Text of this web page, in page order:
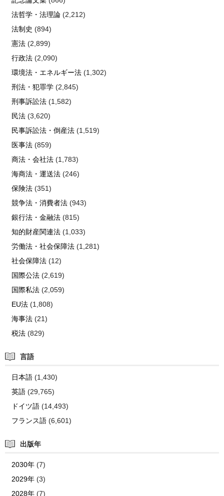
法哲学・法理論(2,212)
法制史 (894)
憲法(2,899)
行政法(2,090)
環境法・エネルギー法(1,302)
刑法・犯罪学(2,845)
刑事訴訟法(1,582)
民法(3,620)
民事訴訟法・倒産法(1,519)
医事法(859)
商法・会社法(1,783)
海商法・運送法(246)
保険法(351)
競争法・消費者法(943)
銀行法・金融法(815)
知的財産関連法(1,033)
労働法・社会保障法(1,281)
社会保障法(12)
国際公法(2,619)
国際私法(2,059)
EU法(1,808)
海事法(21)
税法(829)
言語
日本語(1,430)
英語(29,765)
ドイツ語(14,493)
フランス語(6,601)
出版年
2030年(7)
2029年(3)
2028年(7)